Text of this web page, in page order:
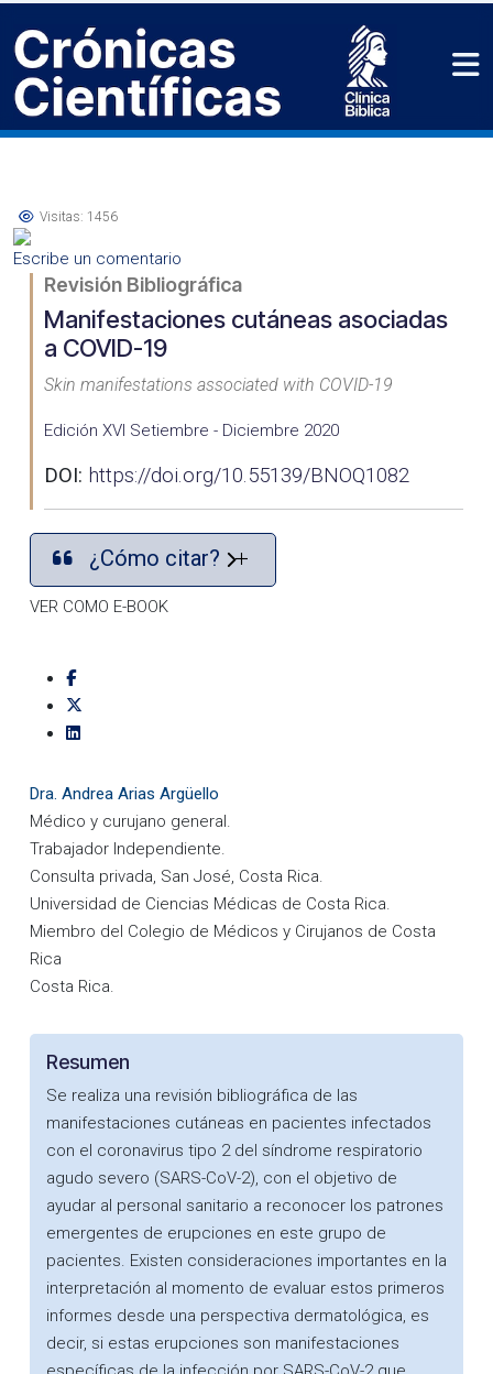
Visitas: 1456
Escribe un comentario
Revisión Bibliográfica
Manifestaciones cutáneas asociadas
a COVID-19
Skin manifestations associated with COVID-19
Edición XVI Setiembre - Diciembre 2020
DOI: https://doi.org/10.55139/BNOQ1082
¿Cómo citar?
VER COMO E-BOOK
Dra. Andrea Arias Argüello
Médico y curujano general.
Trabajador Independiente.
Consulta privada, San José, Costa Rica.
Universidad de Ciencias Médicas de Costa Rica.
Miembro del Colegio de Médicos y Cirujanos de Costa
Rica
Costa Rica.
Resumen
Se realiza una revisión bibliográfica de las
manifestaciones cutáneas en pacientes infectados
con el coronavirus tipo 2 del síndrome respiratorio
agudo severo (SARS-CoV-2), con el objetivo de
ayudar al personal sanitario a reconocer los patrones
emergentes de erupciones en este grupo de
pacientes. Existen consideraciones importantes en la
interpretación al momento de evaluar estos primeros
informes desde una perspectiva dermatológica, es
decir, si estas erupciones son manifestaciones